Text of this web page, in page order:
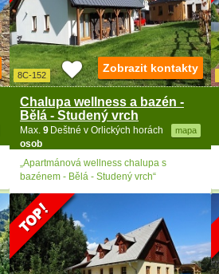
8C-152
Chalupa wellness a bazén -
Bělá - Studený vrch
Deštné v Orlických horách mapa
Max. 9
osob
Zobrazit kontakty
„Apartmánová wellness chalupa s
bazénem - Bělá - Studený vrch“